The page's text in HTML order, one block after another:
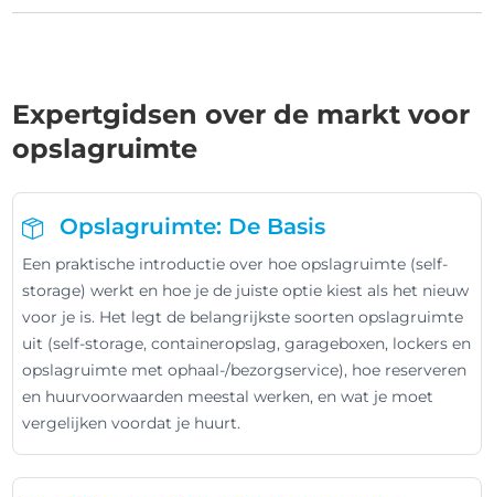
Expertgidsen over de markt voor
opslagruimte
Opslagruimte: De Basis
Een praktische introductie over hoe opslagruimte (self-
storage) werkt en hoe je de juiste optie kiest als het nieuw
voor je is. Het legt de belangrijkste soorten opslagruimte
uit (self-storage, containeropslag, garageboxen, lockers en
opslagruimte met ophaal-/bezorgservice), hoe reserveren
en huurvoorwaarden meestal werken, en wat je moet
vergelijken voordat je huurt.